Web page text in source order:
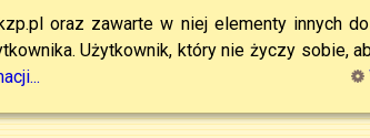
oraz zawarte w niej elementy innych
Użytkownik, który nie życzy sobie,